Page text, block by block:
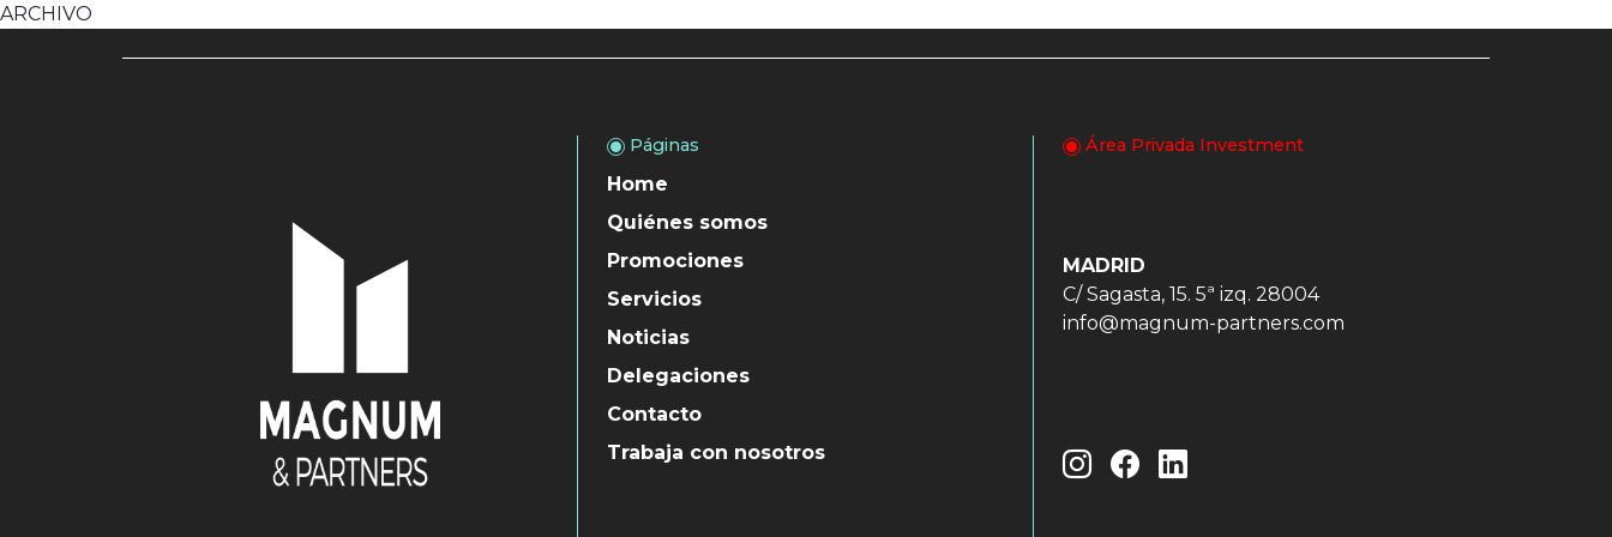
ARCHIVO
Páginas
Home
Quiénes somos
Promociones
Servicios
Noticias
Delegaciones
Contacto
Trabaja con nosotros
Área Privada Investment
MADRID
C/ Sagasta, 15. 5ª izq. 28004
info@magnum-partners.com